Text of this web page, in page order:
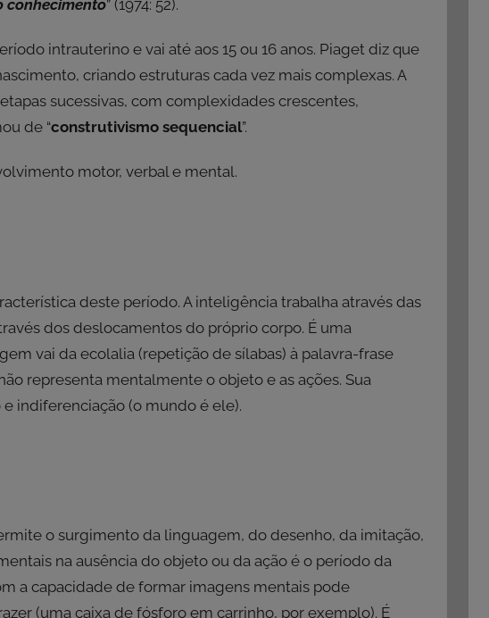
conhecimento” (1974: 52).
intrauterino e vai até aos 15 ou 16 anos. Piaget diz que
criando estruturas cada vez mais complexas. A
sucessivas, com complexidades crescentes,
de “construtivismo sequencial”.
motor, verbal e mental.
deste período. A inteligência trabalha através das
dos deslocamentos do próprio corpo. É uma
vai da ecolalia (repetição de sílabas) à palavra-frase
representa mentalmente o objeto e as ações. Sua
indiferenciação (o mundo é ele).
o surgimento da linguagem, do desenho, da imitação,
na ausência do objeto ou da ação é o período da
a capacidade de formar imagens mentais pode
(uma caixa de fósforo em carrinho, por exemplo). É